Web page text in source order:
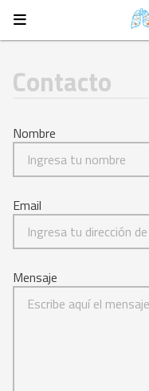
Contacto
Nombre
Email
Mensaje